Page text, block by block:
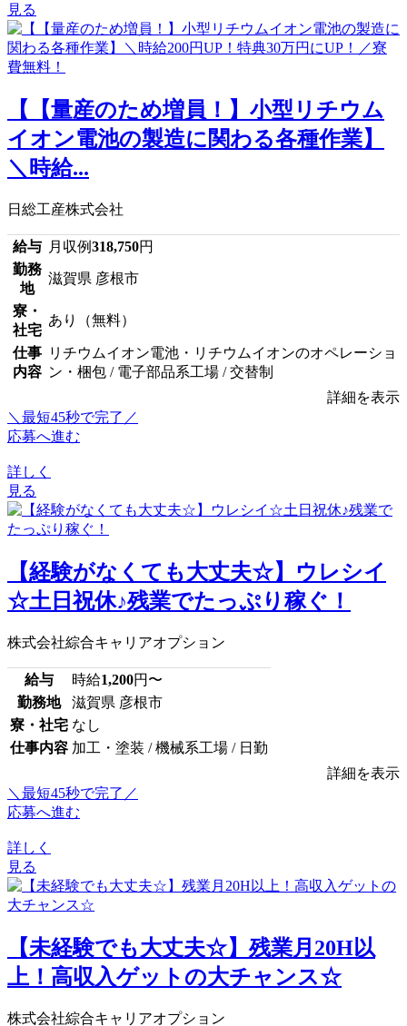
見る
【【量産のため増員！】小型リチウム
イオン電池の製造に関わる各種作業】
＼時給...
日総工産株式会社
給与 月収例318,750円
勤務
地
滋賀県 彦根市
寮・
社宅
あり（無料）
仕事
内容
リチウムイオン電池・リチウムイオンのオペレーショ
ン・梱包 / 電子部品系工場 / 交替制
詳細を表示
＼最短45秒で完了／
応募へ進む
詳しく
見る
【経験がなくても大丈夫☆】ウレシイ
☆土日祝休♪残業でたっぷり稼ぐ！
株式会社綜合キャリアオプション
給与 時給1,200円〜
勤務地
滋賀県 彦根市
寮・社宅 なし
仕事内容 加工・塗装 / 機械系工場 / 日勤
詳細を表示
＼最短45秒で完了／
応募へ進む
詳しく
見る
【未経験でも大丈夫☆】残業月20H以
上！高収入ゲットの大チャンス☆
株式会社綜合キャリアオプション